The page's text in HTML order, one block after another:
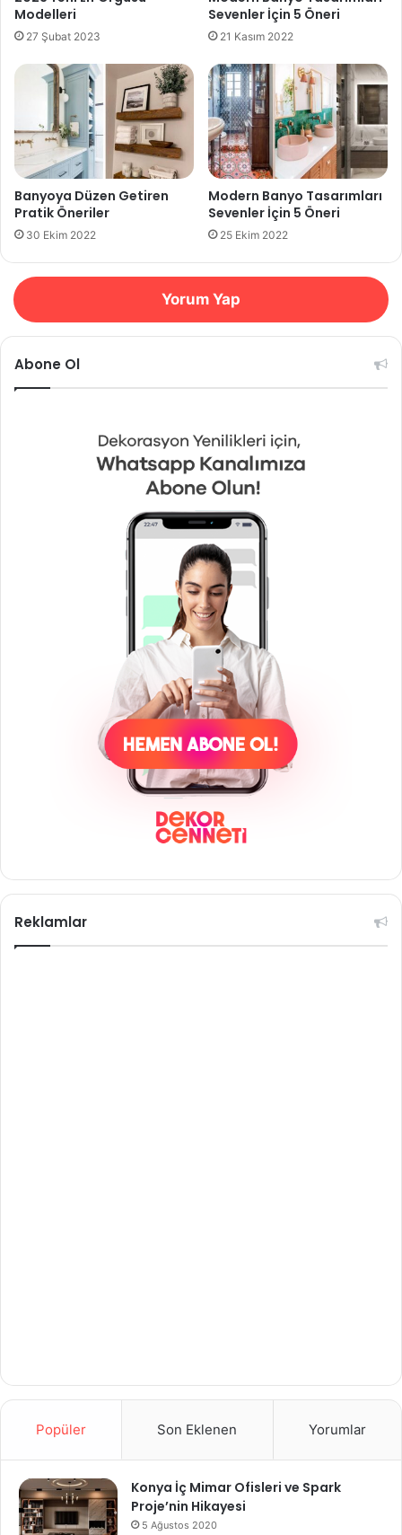
Modelleri
27 Şubat 2023
Sevenler İçin 5 Öneri
21 Kasım 2022
Banyoya Düzen Getiren
Pratik Öneriler
30 Ekim 2022
Modern Banyo Tasarımları
Sevenler İçin 5 Öneri
25 Ekim 2022
Yorum Yap
Abone Ol
Reklamlar
Popüler Son Eklenen Yorumlar
Konya İç Mimar Ofisleri ve Spark
Proje’nin Hikayesi
5 Ağustos 2020